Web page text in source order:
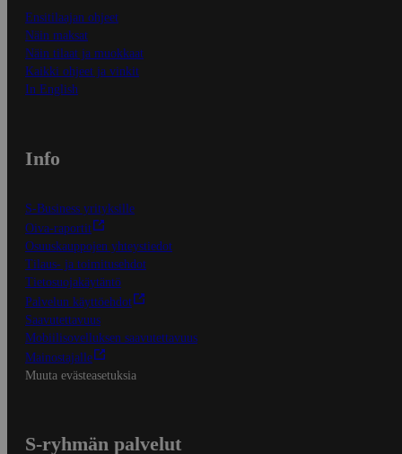
Ensitilaajan ohjeet
Näin maksat
Näin tilaat ja muokkaat
Kaikki ohjeet ja vinkit
In English
Info
S-Business yrityksille
Oiva-raportit
Osuuskauppojen yhteystiedot
Tilaus- ja toimitusehdot
Tietosuojakäytäntö
Palvelun käyttöehdot
Saavutettavuus
Mobiilisovelluksen saavutettavuus
Mainostajalle
Muuta evästeasetuksia
S-ryhmän palvelut